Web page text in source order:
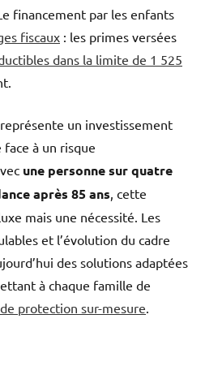
financement par les enfants
fiscaux : les primes versées
dans la limite de 1 525
représente un investissement
à un risque
une personne sur quatre
après 85 ans , cette
mais une nécessité. Les
et l’évolution du cadre
des solutions adaptées
à chaque famille de
protection sur-mesure